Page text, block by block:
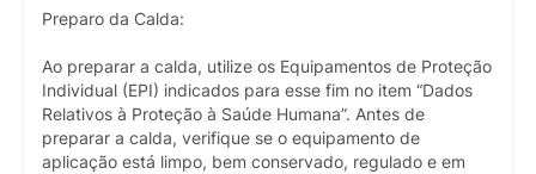
Preparo da Calda:
Ao preparar a calda, utilize os Equipamentos de Proteção
Individual (EPI) indicados para esse fim no item “Dados
Relativos à Proteção à Saúde Humana”. Antes de
preparar a calda, verifique se o equipamento de
aplicação está limpo, bem conservado, regulado e em